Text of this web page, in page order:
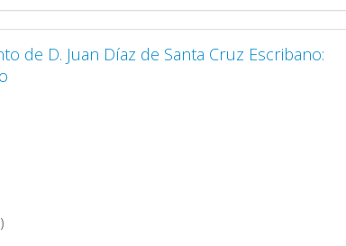
de D. Juan Díaz de Santa Cruz Escribano: